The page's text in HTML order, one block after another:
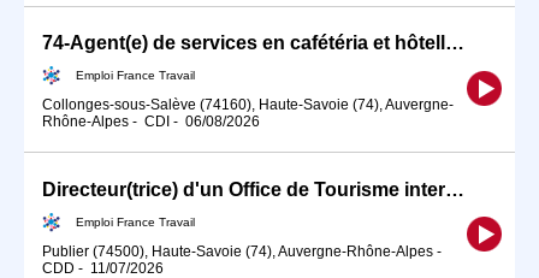
74-Agent(e) de services en cafétéria et hôtellerie (H/F)
Emploi France Travail
Collonges-sous-Salève (74160), Haute-Savoie (74), Auvergne-
Rhône-Alpes - CDI - 06/08/2026
Directeur(trice) d'un Office de Tourisme intercommunal (H/F)
Emploi France Travail
Publier (74500), Haute-Savoie (74), Auvergne-Rhône-Alpes -
CDD - 11/07/2026